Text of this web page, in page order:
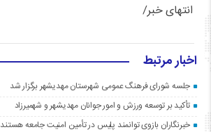
انتهای خبر/
اخبار مرتبط
جلسه شورای فرهنگ عمومی شهرستان مهدیشهر برگزار شد
تأکید بر توسعه ورزش و امور جوانان مهدیشهر و شهمیرزاد
خبرنگاران بازوی توانمند پلیس در تأمین امنیت جامعه هستند